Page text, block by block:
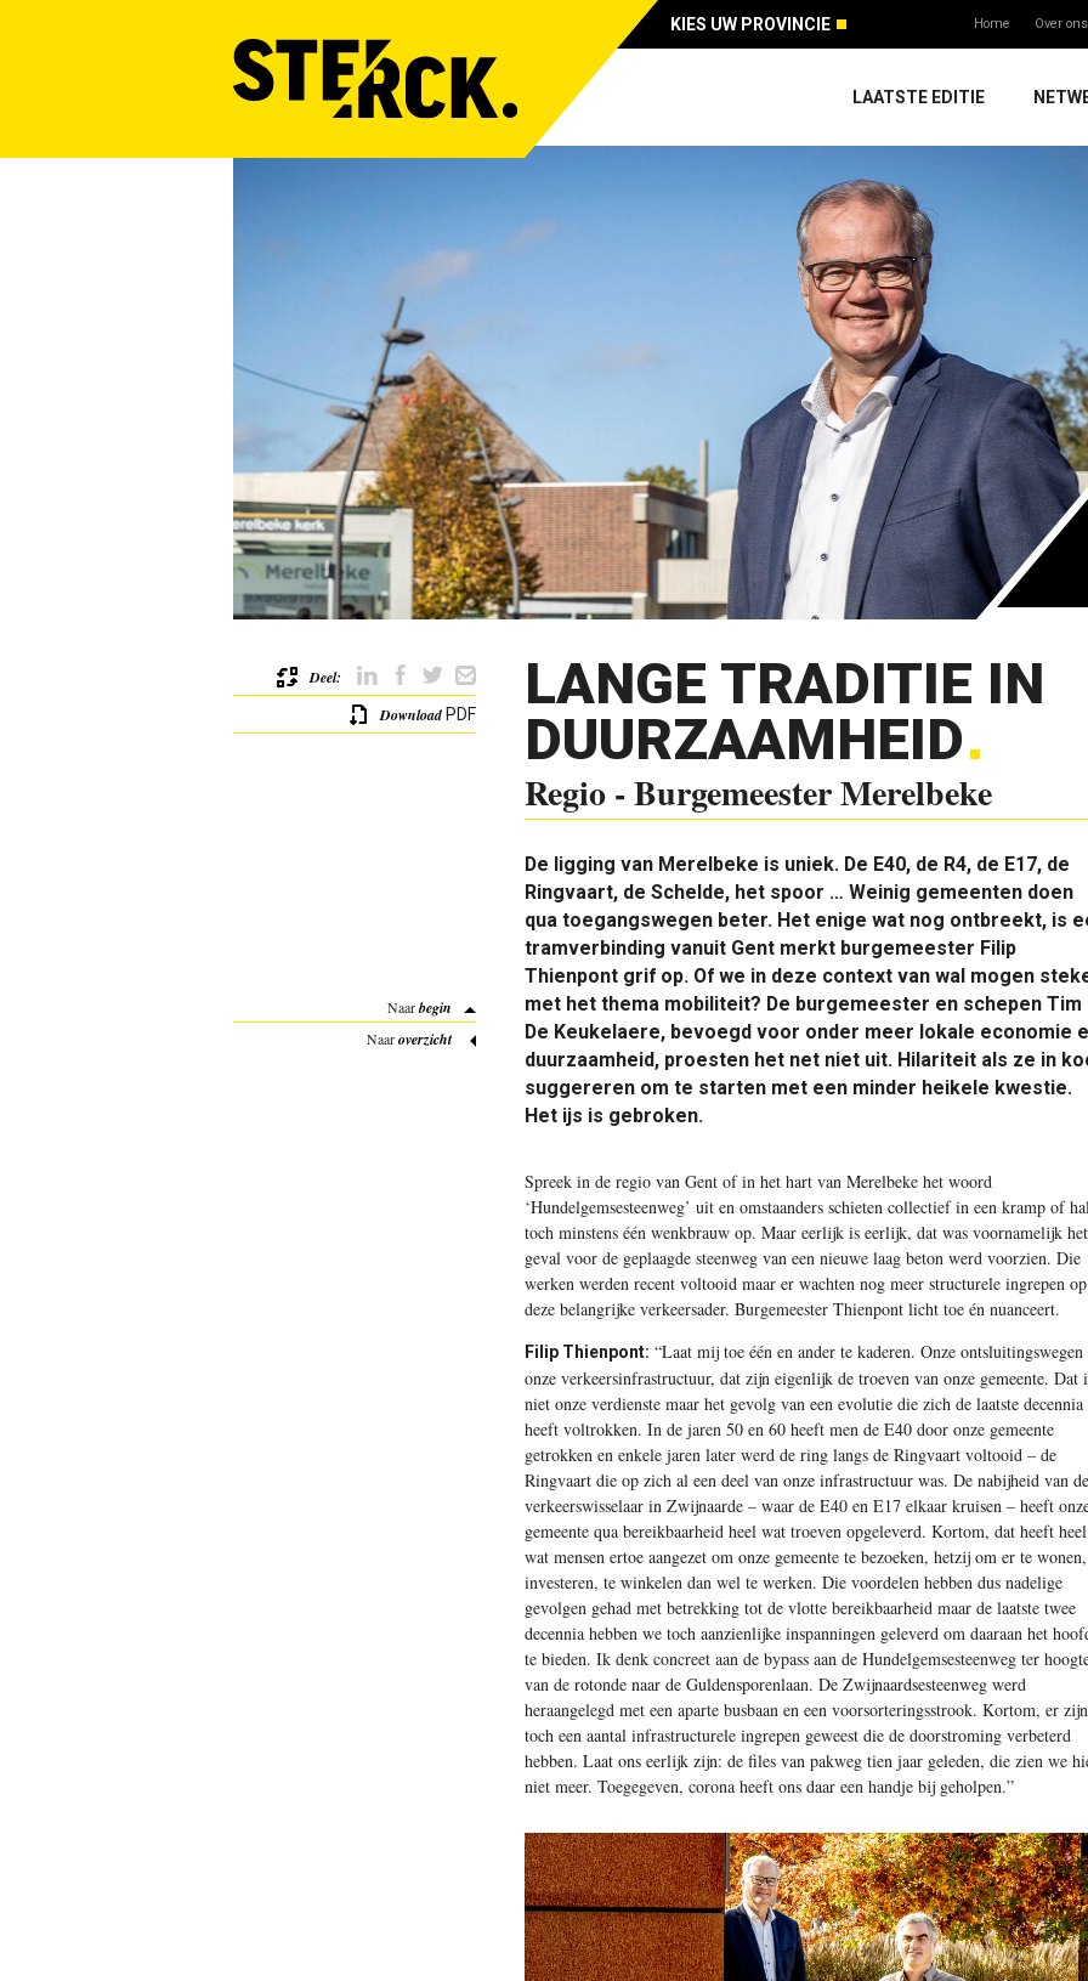
KIES UW PROVINCIE Home Over ons
LAATSTE EDITIE
LANGE TRADITIE IN
DUURZAAMHEID
Regio - Burgemeester Merelbeke
De ligging van Merelbeke is uniek. De E40, de R4, de E17, de
Ringvaart, de Schelde, het spoor … Weinig gemeenten doen
qua toegangswegen beter. Het enige wat nog ontbreekt, is
tramverbinding vanuit Gent merkt burgemeester Filip
Thienpont grif op. Of we in deze context van wal mogen
met het thema mobiliteit? De burgemeester en schepen Tim
De Keukelaere, bevoegd voor onder meer lokale economie
duurzaamheid, proesten het net niet uit. Hilariteit als ze in
suggereren om te starten met een minder heikele kwestie.
Het ijs is gebroken.
Spreek in de regio van Gent of in het hart van Merelbeke het woord
‘Hundelgemsesteenweg’ uit en omstaanders schieten collectief in een kramp of
toch minstens één wenkbrauw op. Maar eerlijk is eerlijk, dat was voornamelijk het
geval voor de geplaagde steenweg van een nieuwe laag beton werd voorzien. Die
werken werden recent voltooid maar er wachten nog meer structurele ingrepen op
deze belangrijke verkeersader. Burgemeester Thienpont licht toe én nuanceert.
Filip Thienpont: “Laat mij toe één en ander te kaderen. Onze
onze verkeersinfrastructuur, dat zijn eigenlijk de troeven van onze gemeente. Dat
niet onze verdienste maar het gevolg van een evolutie die zich de laatste decennia
heeft voltrokken. In de jaren 50 en 60 heeft men de E40 door onze gemeente
getrokken en enkele jaren later werd de ring langs de Ringvaart voltooid – de
Ringvaart die op zich al een deel van onze infrastructuur was. De nabijheid van de
verkeerswisselaar in Zwijnaarde – waar de E40 en E17 elkaar kruisen – heeft
gemeente qua bereikbaarheid heel wat troeven opgeleverd. Kortom, dat heeft heel
wat mensen ertoe aangezet om onze gemeente te bezoeken, hetzij om er te
investeren, te winkelen dan wel te werken. Die voordelen hebben dus nadelige
gevolgen gehad met betrekking tot de vlotte bereikbaarheid maar de laatste twee
decennia hebben we toch aanzienlijke inspanningen geleverd om daaraan het
te bieden. Ik denk concreet aan de bypass aan de Hundelgemsesteenweg ter
van de rotonde naar de Guldensporenlaan. De Zwijnaardsesteenweg werd
heraangelegd met een aparte busbaan en een voorsorteringsstrook. Kortom, er zijn
toch een aantal infrastructurele ingrepen geweest die de doorstroming verbeterd
hebben. Laat ons eerlijk zijn: de files van pakweg tien jaar geleden, die zien we
niet meer. Toegegeven, corona heeft ons daar een handje bij geholpen.”
Deel:
DownloadPDF
Naarbegin
Naaroverzicht